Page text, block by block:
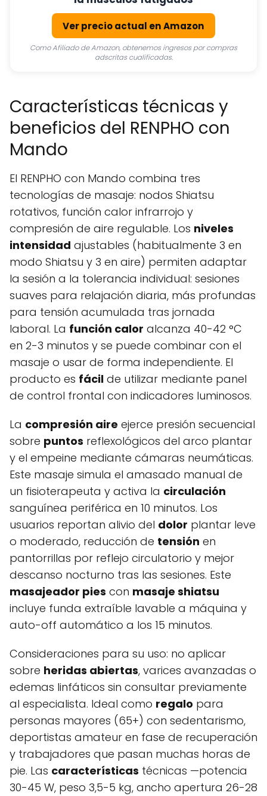
Ver precio actual en Amazon
Como Afiliado de Amazon, obtenemos ingresos por compras
adscritas cualificadas.
Características técnicas y
beneficios del RENPHO con
Mando
El RENPHO con Mando combina tres
tecnologías de masaje: nodos Shiatsu
rotativos, función calor infrarrojo y
compresión de aire regulable. Los niveles
intensidad ajustables (habitualmente 3 en
modo Shiatsu y 3 en aire) permiten adaptar
la sesión a la tolerancia individual: sesiones
suaves para relajación diaria, más profundas
para tensión acumulada tras jornada
laboral. La función calor alcanza 40-42 °C
en 2-3 minutos y se puede combinar con el
masaje o usar de forma independiente. El
producto es fácil de utilizar mediante panel
de control frontal con indicadores luminosos.
La compresión aire ejerce presión secuencial
sobre puntos reflexológicos del arco plantar
y el empeine mediante cámaras neumáticas.
Este masaje simula el amasado manual de
un fisioterapeuta y activa la circulación
sanguínea periférica en 10 minutos. Los
usuarios reportan alivio del dolor plantar leve
o moderado, reducción de tensión en
pantorrillas por reflejo circulatorio y mejor
descanso nocturno tras las sesiones. Este
masajeador pies con masaje shiatsu
incluye funda extraíble lavable a máquina y
auto-off automático a los 15 minutos.
Consideraciones para su uso: no aplicar
sobre heridas abiertas, varices avanzadas o
edemas linfáticos sin consultar previamente
al especialista. Ideal como regalo para
personas mayores (65+) con sedentarismo,
deportistas amateur en fase de recuperación
y trabajadores que pasan muchas horas de
pie. Las características técnicas —potencia
30-45 W, peso 3,5-5 kg, ancho apertura 26-28